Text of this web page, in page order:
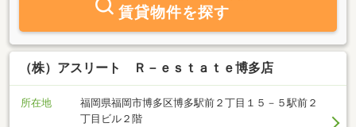
賃貸物件を探す
（株）アスリート Ｒ－ｅｓｔａｔｅ博多店
所在地
福岡県福岡市博多区博多駅前２丁目１５－５駅前２
丁目ビル２階